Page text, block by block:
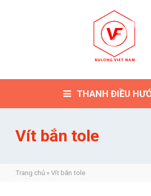
THANH ĐIỀU
Vít bắn tole
Trang chủ » Vít bắn tole